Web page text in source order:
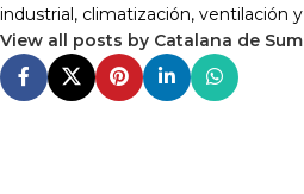
industrial, climatización, ventilación
View all posts by Catalana de